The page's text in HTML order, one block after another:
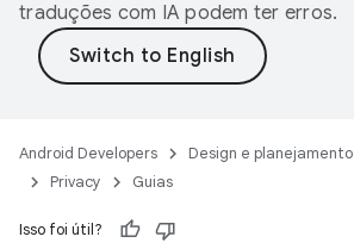
traduções com IA podem ter erros.
Android Developers Design e planejamento
Privacy
Guias
Isso foi útil?